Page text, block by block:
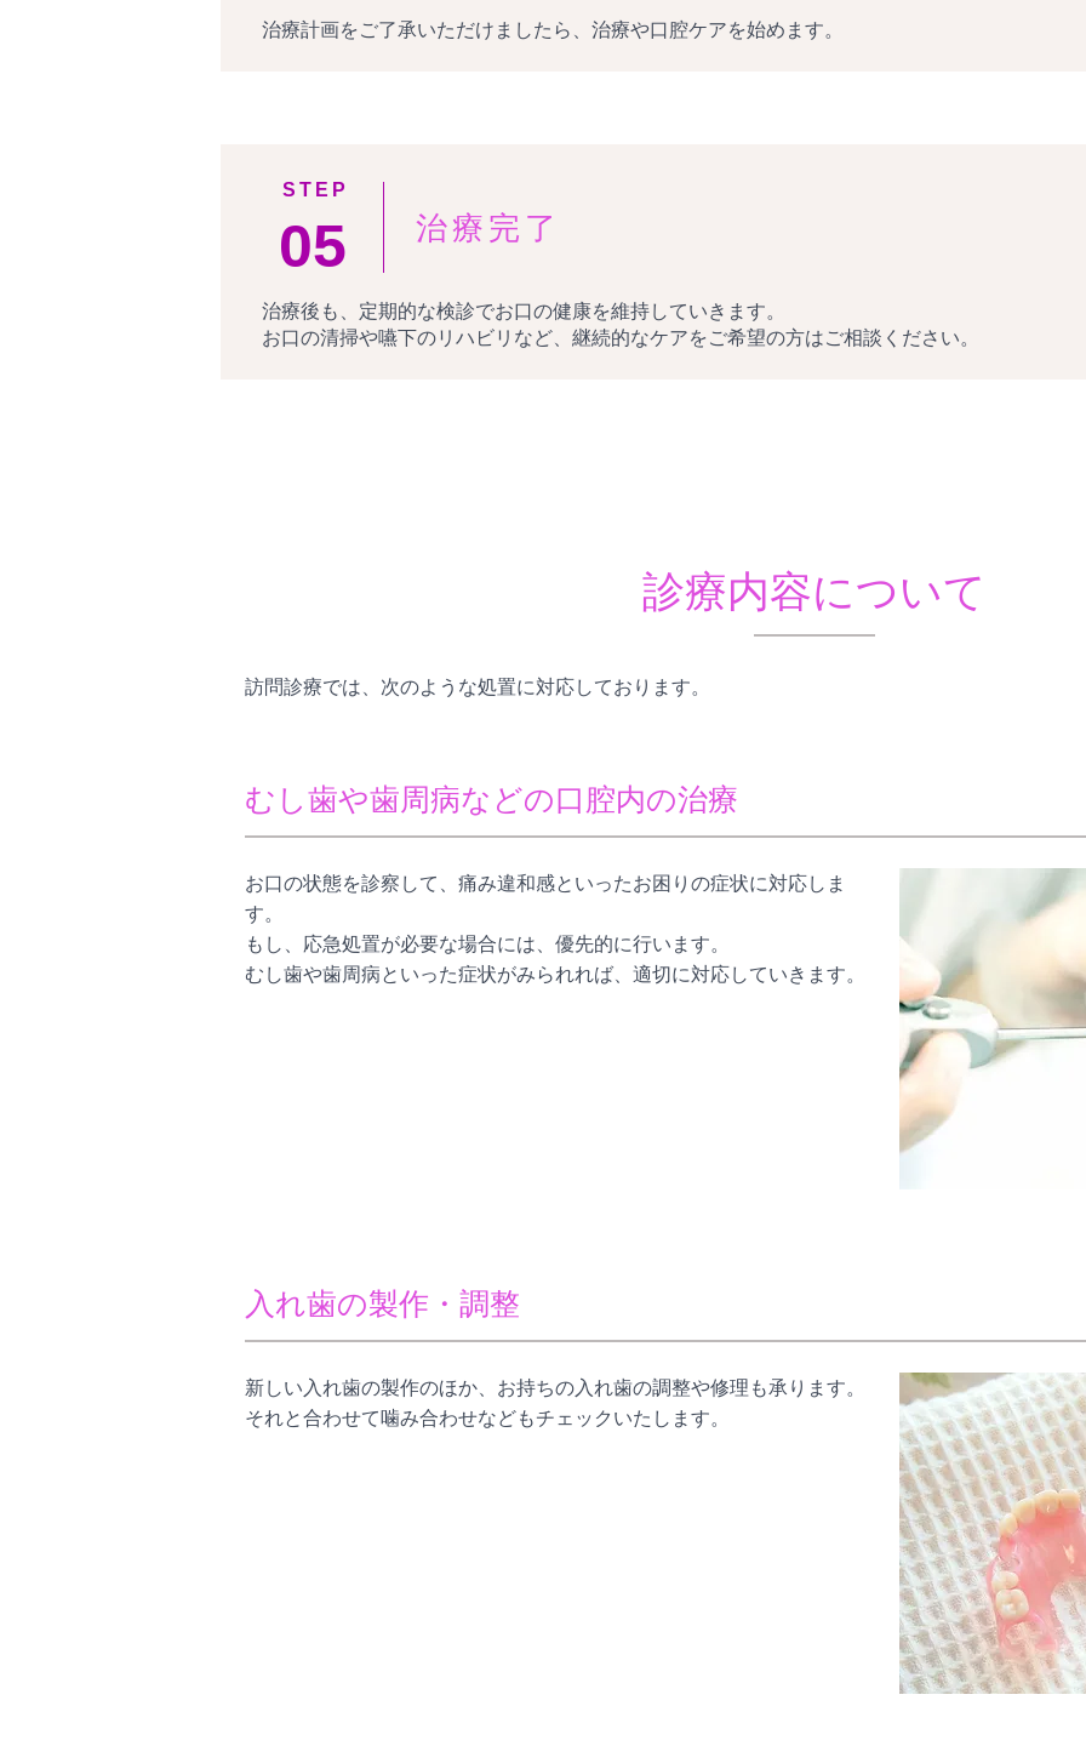
治療計画をご了承いただけましたら、治療や口腔ケアを始めます。
STEP
05 治療完了
治療後も、定期的な検診でお口の健康を維持していきます。
お口の清掃や嚥下のリハビリなど、継続的なケアをご希望の方はご相談ください。
診療内容について
訪問診療では、次のような処置に対応しております。
むし歯や歯周病などの口腔内の治療
お口の状態を診察して、痛み違和感といったお困りの症状に対応しま
す。
もし、応急処置が必要な場合には、優先的に行います。
むし歯や歯周病といった症状がみられれば、適切に対応していきます。
入れ歯の製作・調整
新しい入れ歯の製作のほか、お持ちの入れ歯の調整や修理も承ります。
それと合わせて噛み合わせなどもチェックいたします。